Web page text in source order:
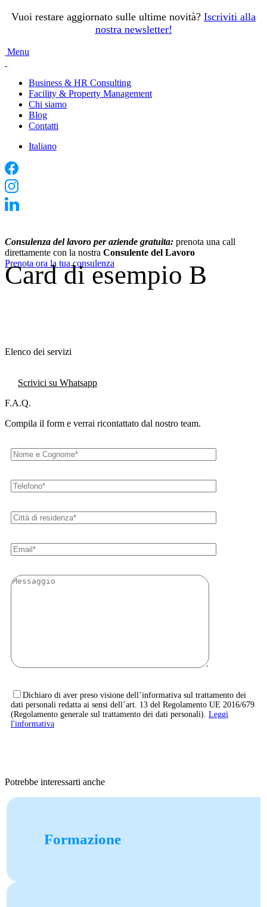
Vuoi restare aggiornato sulle ultime novità? Iscriviti alla
nostra newsletter!
Menu
Business & HR Consulting
Facility & Property Management
Chi siamo
Blog
Contatti
Italiano
Consulenza del lavoro per aziende gratuita: prenota una call
direttamente con la nostra Consulente del Lavoro
Prenota ora la tua consulenza
Card di esempio B
Elenco dei servizi
Scrivici su Whatsapp
F.A.Q.
Compila il form e verrai ricontattato dal nostro team.
Dichiaro di aver preso visione dell’informativa sul trattamento dei
dati personali redatta ai sensi dell’art. 13 del Regolamento UE 2016/679
(Regolamento generale sul trattamento dei dati personali). Leggi
l'informativa
Potrebbe interessarti anche
Formazione